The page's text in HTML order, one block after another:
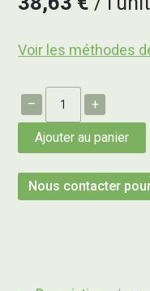
Voir les méthodes
– +
Ajouter au panier
Nous contacter